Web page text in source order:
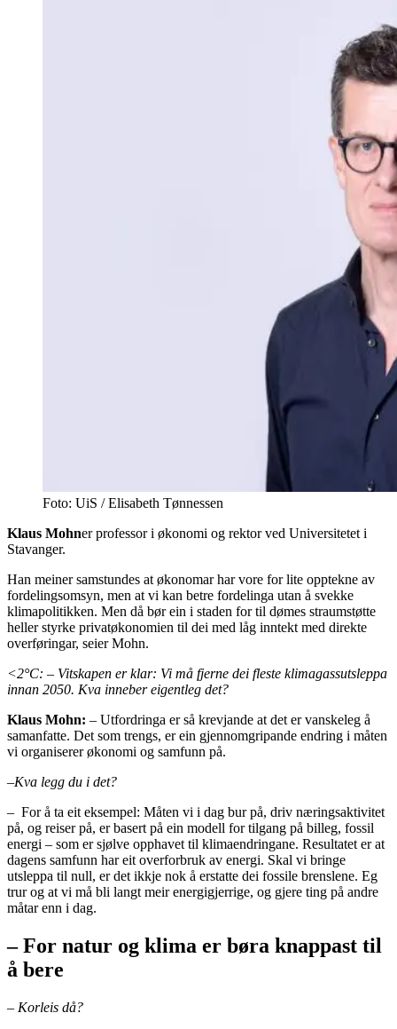
Foto: UiS / Elisabeth Tønnessen
Klaus Mohner professor i økonomi og rektor ved Universitetet i
Stavanger.
Han meiner samstundes at økonomar har vore for lite opptekne av
fordelingsomsyn, men at vi kan betre fordelinga utan å svekke
klimapolitikken. Men då bør ein i staden for til dømes straumstøtte
heller styrke privatøkonomien til dei med låg inntekt med direkte
overføringar, seier Mohn.
<2°C: – Vitskapen er klar: Vi må fjerne dei fleste klimagassutsleppa
innan 2050. Kva inneber eigentleg det?
Klaus Mohn: – Utfordringa er så krevjande at det er vanskeleg å
samanfatte. Det som trengs, er ein gjennomgripande endring i måten
vi organiserer økonomi og samfunn på.
–Kva legg du i det?
– For å ta eit eksempel: Måten vi i dag bur på, driv næringsaktivitet
på, og reiser på, er basert på ein modell for tilgang på billeg, fossil
energi – som er sjølve opphavet til klimaendringane. Resultatet er at
dagens samfunn har eit overforbruk av energi. Skal vi bringe
utsleppa til null, er det ikkje nok å erstatte dei fossile brenslene. Eg
trur og at vi må bli langt meir energigjerrige, og gjere ting på andre
måtar enn i dag.
– For natur og klima er børa knappast til
å bere
– Korleis då?